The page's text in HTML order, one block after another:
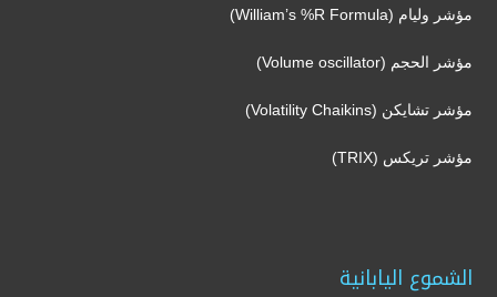
مؤشر وليام (William’s %R Formula)
مؤشر الحجم (Volume oscillator)
مؤشر تشايكن (Volatility Chaikins)
مؤشر تريكس (TRIX)
الشموع اليابانية